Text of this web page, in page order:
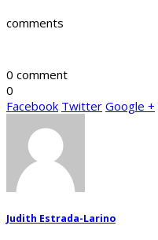
comments
0 comment
0
Facebook Twitter Google +
Judith Estrada-Larino